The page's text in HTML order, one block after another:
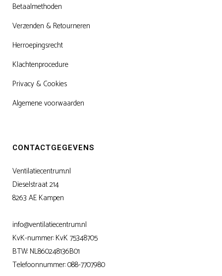
Betaalmethoden
Verzenden & Retourneren
Herroepingsrecht
Klachtenprocedure
Privacy & Cookies
Algemene voorwaarden
CONTACTGEGEVENS
Ventilatiecentrum.nl
Dieselstraat 214
8263 AE Kampen
info@ventilatiecentrum.nl
KvK-nummer: KvK 75348705
BTW: NL860248136B01
Telefoonnummer:088-7707980